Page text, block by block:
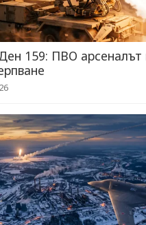
159: ПВО